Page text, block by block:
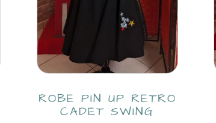
ROBE PIN UP RETRO
CADET SWING